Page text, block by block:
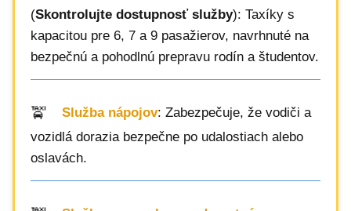
(Skontrolujte dostupnosť služby): Taxíky s
kapacitou pre 6, 7 a 9 pasažierov, navrhnuté na
bezpečnú a pohodlnú prepravu rodín a študentov.
Služba nápojov: Zabezpečuje, že vodiči a
vozidlá dorazia bezpečne po udalostiach alebo
oslavách.